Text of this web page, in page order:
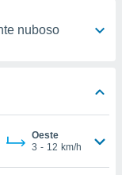
nuboso
Oeste
3 - 12 km/h